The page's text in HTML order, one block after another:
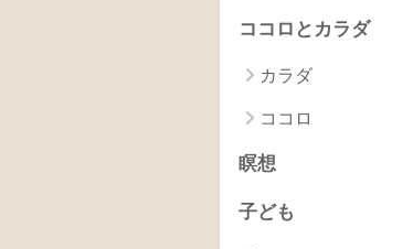
ココロとカラダ
カラダ
ココロ
瞑想
子ども